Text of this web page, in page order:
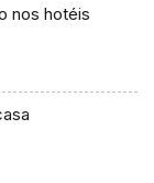
nos hotéis